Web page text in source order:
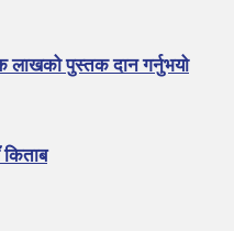
लाखको पुस्तक दान गर्नुभयो
किताब